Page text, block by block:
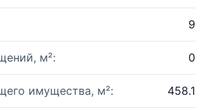
9
м²: 0
имущества, м²: 458.1